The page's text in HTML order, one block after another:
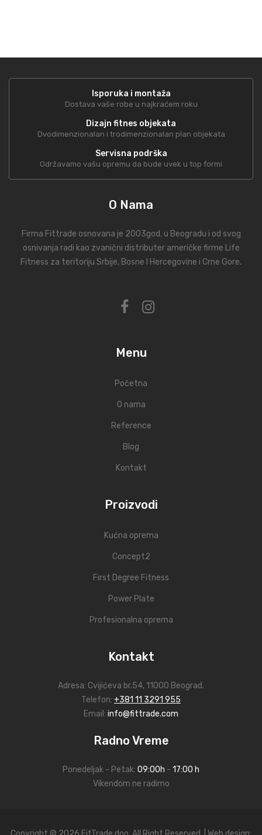
Isporuka i montaža
Dostava vaše robe u najkraćem roku
Dizajn fitnes objekata
Dvodimenzionalan i trodimenzionalan plan objekata
Servisna podrška
Održavamo vašu opremu da bude uvek u top formi
O Nama
Firma Fittrade osnovana je 2003god. u Beogradu i od svog
osnivanja radi kao zvanični distributer američke firme Life
Fitness za teritoriju Srbije, Bosne I Hercegovine i Crne Gore.
Menu
Početna
O nama
Reference
Blog
Kontakt
Proizvodi
Kućna oprema
Concept2
First Degree Fitness
Power Plate
Profesionalna oprema
Kontakt
Adresa: Cvijićeva br.54, 11000 Beograd.
Telefon: +381 11 3291 955
Email: info@fittrade.com
Radno Vreme
Ponedeljak - Petak: 09:00h - 17:00 h
Vikendom ne radimo